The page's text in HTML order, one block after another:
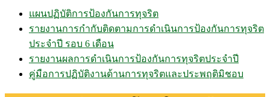
แผนปฏิบัติการป้องกันการทุจริต
รายงานการกำกับติดตามการดำเนินการป้องกันการทุจริต
ประจำปี รอบ 6 เดือน
รายงานผลการดำเนินการป้องกันการทุจริตประจำปี
คู่มือการปฏิบัติงานด้านการทุจริตและประพฤติมิชอบ